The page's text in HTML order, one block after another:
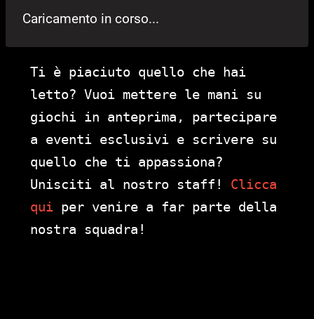
Caricamento in corso...
Ti è piaciuto quello che hai
letto? Vuoi mettere le mani su
giochi in anteprima, partecipare
a eventi esclusivi e scrivere su
quello che ti appassiona?
Unisciti al nostro staff! Clicca
qui per venire a far parte della
nostra squadra!